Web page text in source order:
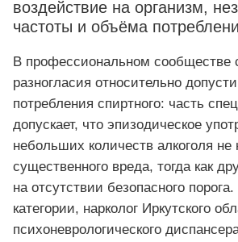
воздействие на организм,
частоты и объёма
В профессиональном сообществе
разногласия относительно
потребления спиртного: часть
допускает, что эпизодическое
небольших количеств алкоголя не
существенного вреда, тогда как
на отсутствии безопасного
категории, нарколог Иркутского
психоневрологического